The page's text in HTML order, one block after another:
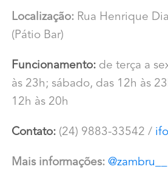
Localização: Rua Henrique
(Pátio Bar)
Funcionamento: de terça a
às 23h; sábado, das 12h às
12h às 20h
Contato:(24) 9883-33542 /
Mais informações: @zambru__